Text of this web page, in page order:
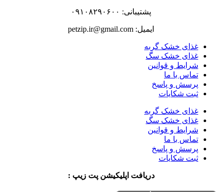
پشتیبانی: ۰۹۱۰۸۲۹۰۶۰۰
ایمیل: petzip.ir@gmail.com
غذای خشک گربه
غذای خشک سگ
شرایط و قوانین
تماس با ما
پرسش و پاسخ
ثبت شکایات
غذای خشک گربه
غذای خشک سگ
شرایط و قوانین
تماس با ما
پرسش و پاسخ
ثبت شکایات
دریافت اپلیکیشن پت زیپ :